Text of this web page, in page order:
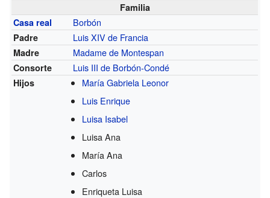
Familia
Casa real
Borbón
Padre Luis XIV de Francia
Madre Madame de Montespan
Consorte Luis III de Borbón-Condé
Hijos
María Gabriela Leonor
Luis Enrique
Luisa Isabel
Luisa Ana
María Ana
Carlos
Enriqueta Luisa